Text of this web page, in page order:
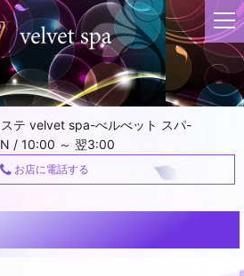
テ velvet spa-べルべット スパ-
/ 10:00 ～ 翌3:00
お店に電話する
t
o
g
g
l
a
i